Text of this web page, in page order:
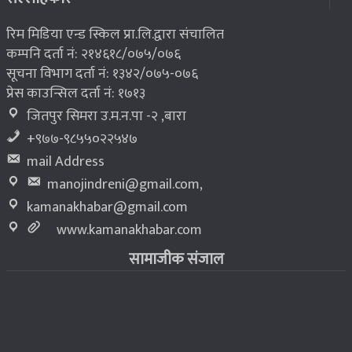
रिम मिडिया एन्ड स्किल प्रा.लि.द्वारा संचालित
कम्पनि दर्ता नं: २१४६१८/०७५/०७६
सूचना विभाग दर्ता नं: १३४२/०७५-०७६
प्रेस काउन्सिल दर्ता नं: १७१३
जितपुर सिमरा उ.म.न.पा -२ ,बारा
+९७७-९८५५०२२५४७
mail Address
manojindreni@gmail.com,
kamanakhabar@gmail.com
www.kamanakhabar.com
सामाजीक संजाल